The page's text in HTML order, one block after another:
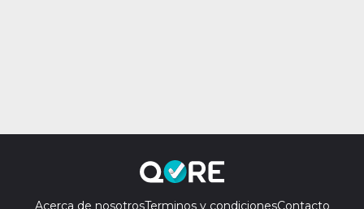
Acerca de nosotrosTerminos y condicionesContacto